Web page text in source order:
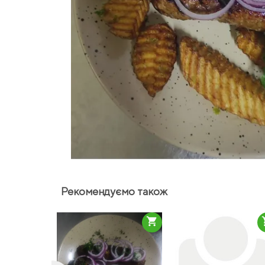
Рекомендуємо також
shopping_cart